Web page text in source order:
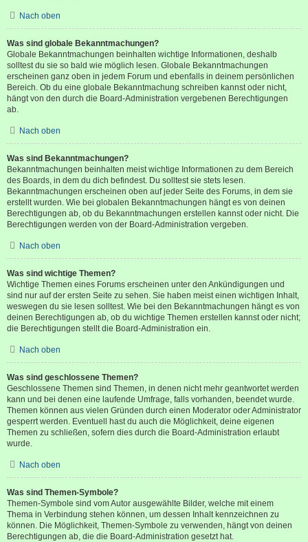
Nach oben
Was sind globale Bekanntmachungen?
Globale Bekanntmachungen beinhalten wichtige Informationen, deshalb
solltest du sie so bald wie möglich lesen. Globale Bekanntmachungen
erscheinen ganz oben in jedem Forum und ebenfalls in deinem persönlichen
Bereich. Ob du eine globale Bekanntmachung schreiben kannst oder nicht,
hängt von den durch die Board-Administration vergebenen Berechtigungen
ab.
Nach oben
Was sind Bekanntmachungen?
Bekanntmachungen beinhalten meist wichtige Informationen zu dem Bereich
des Boards, in dem du dich befindest. Du solltest sie stets lesen.
Bekanntmachungen erscheinen oben auf jeder Seite des Forums, in dem sie
erstellt wurden. Wie bei globalen Bekanntmachungen hängt es von deinen
Berechtigungen ab, ob du Bekanntmachungen erstellen kannst oder nicht. Die
Berechtigungen werden von der Board-Administration vergeben.
Nach oben
Was sind wichtige Themen?
Wichtige Themen eines Forums erscheinen unter den Ankündigungen und
sind nur auf der ersten Seite zu sehen. Sie haben meist einen wichtigen Inhalt,
weswegen du sie lesen solltest. Wie bei den Bekanntmachungen hängt es von
deinen Berechtigungen ab, ob du wichtige Themen erstellen kannst oder nicht;
die Berechtigungen stellt die Board-Administration ein.
Nach oben
Was sind geschlossene Themen?
Geschlossene Themen sind Themen, in denen nicht mehr geantwortet werden
kann und bei denen eine laufende Umfrage, falls vorhanden, beendet wurde.
Themen können aus vielen Gründen durch einen Moderator oder Administrator
gesperrt werden. Eventuell hast du auch die Möglichkeit, deine eigenen
Themen zu schließen, sofern dies durch die Board-Administration erlaubt
wurde.
Nach oben
Was sind Themen-Symbole?
Themen-Symbole sind vom Autor ausgewählte Bilder, welche mit einem
Thema in Verbindung stehen können, um dessen Inhalt kennzeichnen zu
können. Die Möglichkeit, Themen-Symbole zu verwenden, hängt von deinen
Berechtigungen ab, die die Board-Administration gesetzt hat.